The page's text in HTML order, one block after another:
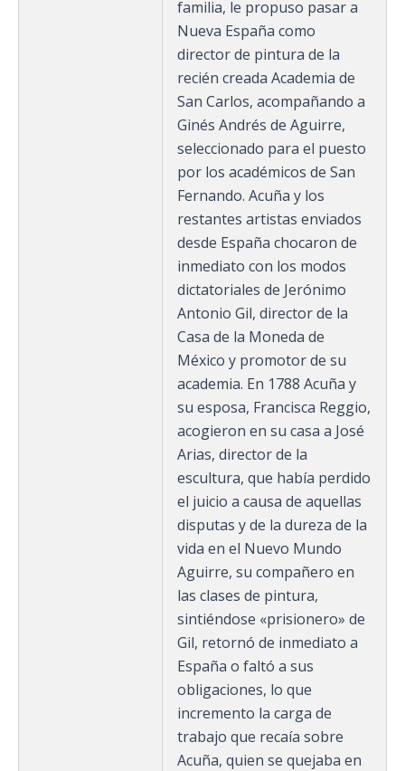
familia, le propuso pasar a
Nueva España como
director de pintura de la
recién creada Academia de
San Carlos, acompañando a
Ginés Andrés de Aguirre,
seleccionado para el puesto
por los académicos de San
Fernando. Acuña y los
restantes artistas enviados
desde España chocaron de
inmediato con los modos
dictatoriales de Jerónimo
Antonio Gil, director de la
Casa de la Moneda de
México y promotor de su
academia. En 1788 Acuña y
su esposa, Francisca Reggio,
acogieron en su casa a José
Arias, director de la
escultura, que había perdido
el juicio a causa de aquellas
disputas y de la dureza de la
vida en el Nuevo Mundo​
Aguirre, su compañero en
las clases de pintura,
sintiéndose «prisionero» de
Gil, retornó de inmediato a
España o faltó a sus
obligaciones, lo que
incremento la carga de
trabajo que recaía sobre
Acuña, quien se quejaba en